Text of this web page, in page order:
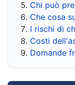
Chi può
Che cosa
I rischi di
Costi
Domande